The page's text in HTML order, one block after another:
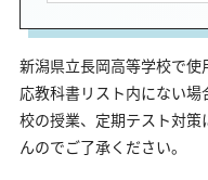
新潟県立長岡高等学校で
応教科書リスト内にない
校の授業、定期テスト対
んのでご了承ください。